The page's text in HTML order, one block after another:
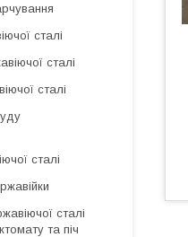
сталі
сталі
сталі
сталі
сталі
та піч